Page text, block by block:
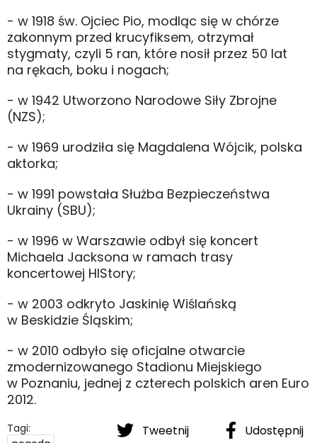
- w 1918 św. Ojciec Pio, modląc się w chórze
zakonnym przed krucyfiksem, otrzymał
stygmaty, czyli 5 ran, które nosił przez 50 lat
na rękach, boku i nogach;
- w 1942 Utworzono Narodowe Siły Zbrojne
(NZS);
- w 1969 urodziła się Magdalena Wójcik, polska
aktorka;
- w 1991 powstała Służba Bezpieczeństwa
Ukrainy (SBU);
- w 1996 w Warszawie odbył się koncert
Michaela Jacksona w ramach trasy
koncertowej HIStory;
- w 2003 odkryto Jaskinię Wiślańską
w Beskidzie Śląskim;
- w 2010 odbyło się oficjalne otwarcie
zmodernizowanego Stadionu Miejskiego
w Poznaniu, jednej z czterech polskich aren Euro
2012.
Tweetnij Udostępnij
Tagi: